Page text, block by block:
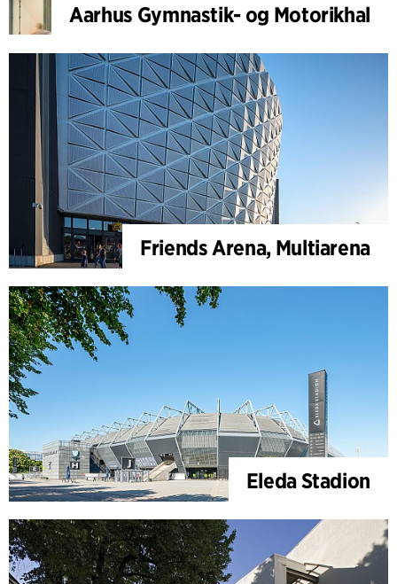
Aarhus Gymnastik- og Motorikhal
Friends Arena, Multiarena
Eleda Stadion